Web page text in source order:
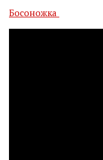
Босоножка